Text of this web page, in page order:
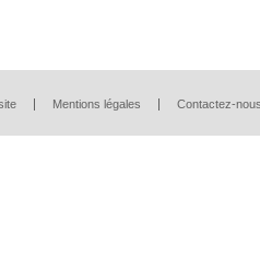
Mentions légales Contactez-